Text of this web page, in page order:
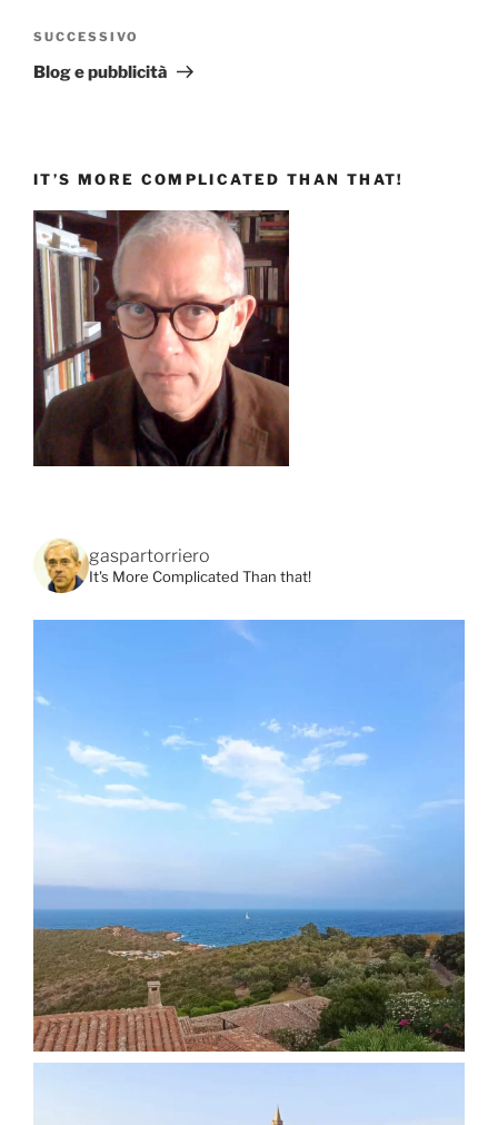
Articolo
successivo
SUCCESSIVO
Blog e pubblicità
IT’S MORE COMPLICATED THAN THAT!
gaspartorriero
It's More Complicated Than that!